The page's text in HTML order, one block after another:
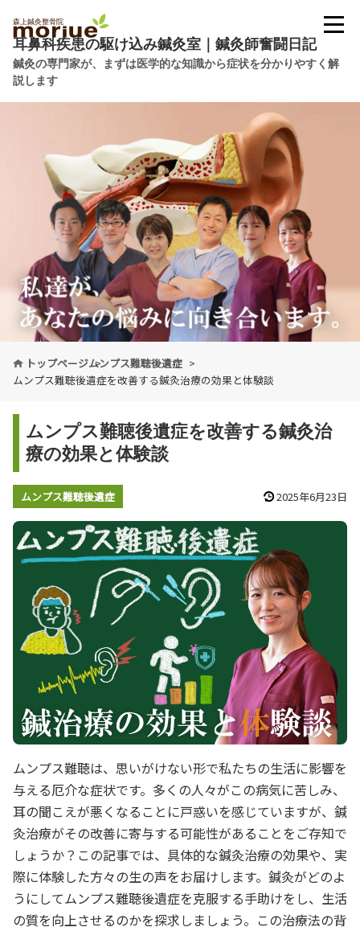
耳鼻科疾患の駆け込み鍼灸室｜鍼灸師奮闘日記
鍼灸の専門家が、まずは医学的な知識から症状を分かりやすく解
説します
トップページムンプス難聴後遺症
ムンプス難聴後遺症を改善する鍼灸治療の効果と体験談
ムンプス難聴後遺症を改善する鍼灸治
療の効果と体験談
ムンプス難聴後遺症 2025年6月23日
ムンプス難聴は、思いがけない形で私たちの生活に影響を
与える厄介な症状です。多くの人々がこの病気に苦しみ、
耳の聞こえが悪くなることに戸惑いを感じていますが、鍼
灸治療がその改善に寄与する可能性があることをご存知で
しょうか？この記事では、具体的な鍼灸治療の効果や、実
際に体験した方々の生の声をお届けします。鍼灸がどのよ
うにしてムンプス難聴後遺症を克服する手助けをし、生活
の質を向上させるのかを探求しましょう。この治療法の背